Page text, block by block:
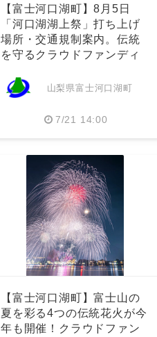
【富士河口湖町】8月5日
「河口湖湖上祭」打ち上げ
場所・交通規制案内。伝統
を守るクラウドファンディ
山梨県富士河口湖町
7/21 14:00
【富士河口湖町】富士山の
夏を彩る4つの伝統花火が今
年も開催！クラウドファン